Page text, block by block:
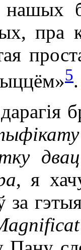
пра
5.
, я
за